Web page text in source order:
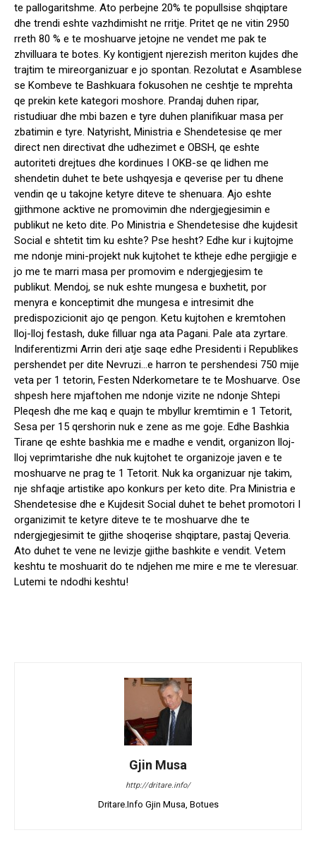
te pallogaritshme. Ato perbejne 20% te popullsise shqiptare
dhe trendi eshte vazhdimisht ne rritje. Pritet qe ne vitin 2950
rreth 80 % e te moshuarve jetojne ne vendet me pak te
zhvilluara te botes. Ky kontigjent njerezish meriton kujdes dhe
trajtim te mireorganizuar e jo spontan. Rezolutat e Asamblese
se Kombeve te Bashkuara fokusohen ne ceshtje te mprehta
qe prekin kete kategori moshore. Prandaj duhen ripar,
ristudiuar dhe mbi bazen e tyre duhen planifikuar masa per
zbatimin e tyre. Natyrisht, Ministria e Shendetesise qe mer
direct nen directivat dhe udhezimet e OBSH, qe eshte
autoriteti drejtues dhe kordinues I OKB-se qe lidhen me
shendetin duhet te bete ushqyesja e qeverise per tu dhene
vendin qe u takojne ketyre diteve te shenuara. Ajo eshte
gjithmone acktive ne promovimin dhe ndergjegjesimin e
publikut ne keto dite. Po Ministria e Shendetesise dhe kujdesit
Social e shtetit tim ku eshte? Pse hesht? Edhe kur i kujtojme
me ndonje mini-projekt nuk kujtohet te ktheje edhe pergjigje e
jo me te marri masa per promovim e ndergjegjesim te
publikut. Mendoj, se nuk eshte mungesa e buxhetit, por
menyra e konceptimit dhe mungesa e intresimit dhe
predispozicionit ajo qe pengon. Ketu kujtohen e kremtohen
lloj-lloj festash, duke filluar nga ata Pagani. Pale ata zyrtare.
Indiferentizmi Arrin deri atje saqe edhe Presidenti i Republikes
pershendet per dite Nevruzi…e harron te pershendesi 750 mije
veta per 1 tetorin, Festen Nderkometare te te Moshuarve. Ose
shpesh here mjaftohen me ndonje vizite ne ndonje Shtepi
Pleqesh dhe me kaq e quajn te mbyllur kremtimin e 1 Tetorit,
Sesa per 15 qershorin nuk e zene as me goje. Edhe Bashkia
Tirane qe eshte bashkia me e madhe e vendit, organizon lloj-
lloj veprimtarishe dhe nuk kujtohet te organizoje javen e te
moshuarve ne prag te 1 Tetorit. Nuk ka organizuar nje takim,
nje shfaqje artistike apo konkurs per keto dite. Pra Ministria e
Shendetesise dhe e Kujdesit Social duhet te behet promotori I
organizimit te ketyre diteve te te moshuarve dhe te
ndergjegjesimit te gjithe shoqerise shqiptare, pastaj Qeveria.
Ato duhet te vene ne levizje gjithe bashkite e vendit. Vetem
keshtu te moshuarit do te ndjehen me mire e me te vleresuar.
Lutemi te ndodhi keshtu!
Gjin Musa
http://dritare.info/
Dritare.Info Gjin Musa, Botues